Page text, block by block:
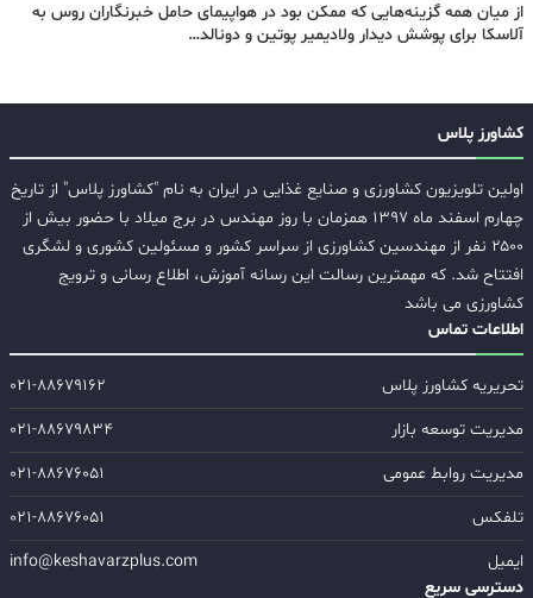
از میان همه گزینه‌هایی که ممکن بود در هواپیمای حامل خبرنگاران روس به
آلاسکا برای پوشش دیدار ولادیمیر پوتین و دونالد…
کشاورز پلاس
اولین تلویزیون کشاورزی و صنایع غذایی در ایران به نام "کشاورز پلاس" از تاریخ
چهارم اسفند ماه ۱۳۹۷ همزمان با روز مهندس در برج میلاد با حضور بیش از
۲۵۰۰ نفر از مهندسین کشاورزی از سراسر کشور و مسئولین کشوری و لشگری
افتتاح شد. که مهمترین رسالت این رسانه آموزش، اطلاع رسانی و ترویج
کشاورزی می باشد
اطلاعات تماس
تحریریه کشاورز پلاس
۰۲۱-۸۸۶۷۹۱۶۲
مدیریت توسعه بازار
۰۲۱-۸۸۶۷۹۸۳۴
مدیریت روابط عمومی
۰۲۱-۸۸۶۷۶۰۵۱
تلفکس
۰۲۱-۸۸۶۷۶۰۵۱
ایمیل
info@keshavarzplus.com
دسترسی سریع